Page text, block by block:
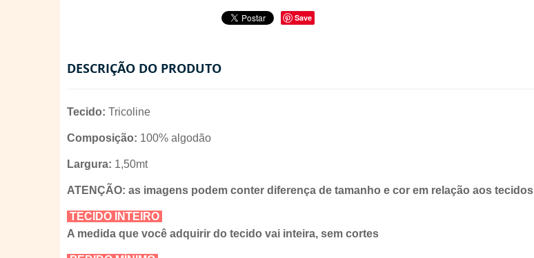
Save
DESCRIÇÃO DO PRODUTO
Tecido: Tricoline
Composição: 100% algodão
Largura: 1,50mt
ATENÇÃO: as imagens podem conter diferença de tamanho e cor em relação aos tecidos
TECIDO INTEIRO
A medida que você adquirir do tecido vai inteira, sem cortes